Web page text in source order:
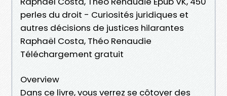
perles du droit - Curiosités juridiques et
autres décisions de justices hilarantes
Raphaël Costa, Théo Renaudie
Téléchargement gratuit
Overview
Dans ce livre, vous verrez se côtoyer des